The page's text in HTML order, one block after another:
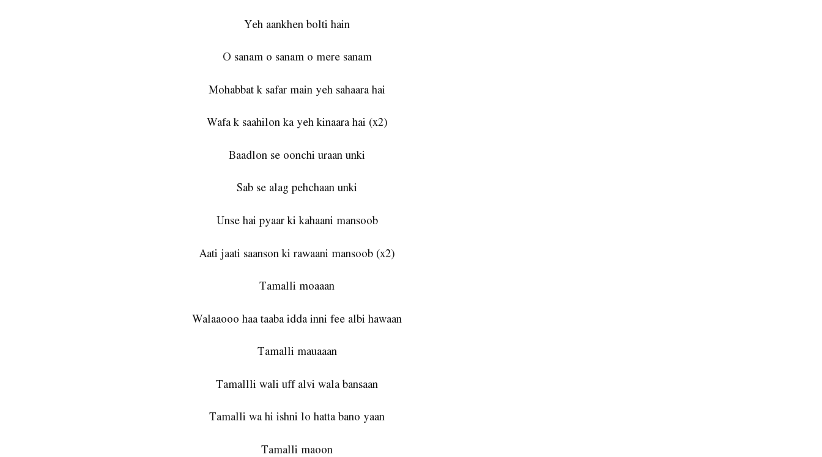
Yeh aankhen bolti hain
O sanam o sanam o mere sanam
Mohabbat k safar main yeh sahaara hai
Wafa k saahilon ka yeh kinaara hai (x2)
Baadlon se oonchi uraan unki
Sab se alag pehchaan unki
Unse hai pyaar ki kahaani mansoob
Aati jaati saanson ki rawaani mansoob (x2)
Tamalli moaaan
Walaaooo haa taaba idda inni fee albi hawaan
Tamalli mauaaan
Tamallli wali uff alvi wala bansaan
Tamalli wa hi ishni lo hatta bano yaan
Tamalli maoon